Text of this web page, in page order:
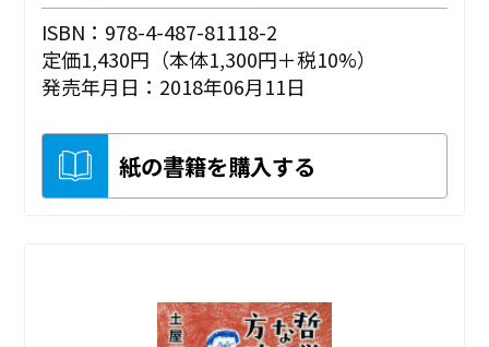
ISBN：978-4-487-81118-2
定価1,430円（本体1,300円＋税10%）
発売年月日：2018年06月11日
紙の書籍を購入する